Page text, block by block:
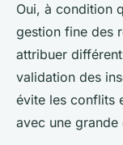
Oui, à condition
gestion fine des
attribuer
validation des
évite les conflits
avec une